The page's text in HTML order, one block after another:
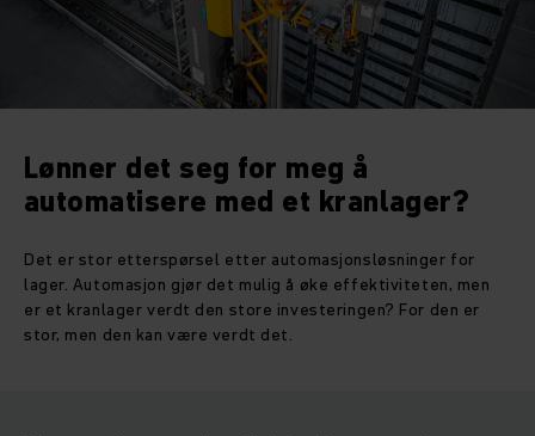
Lønner det seg for meg å
automatisere med et kranlager?
Det er stor etterspørsel etter automasjonsløsninger for
lager. Automasjon gjør det mulig å øke effektiviteten, men
er et kranlager verdt den store investeringen? For den er
stor, men den kan være verdt det.